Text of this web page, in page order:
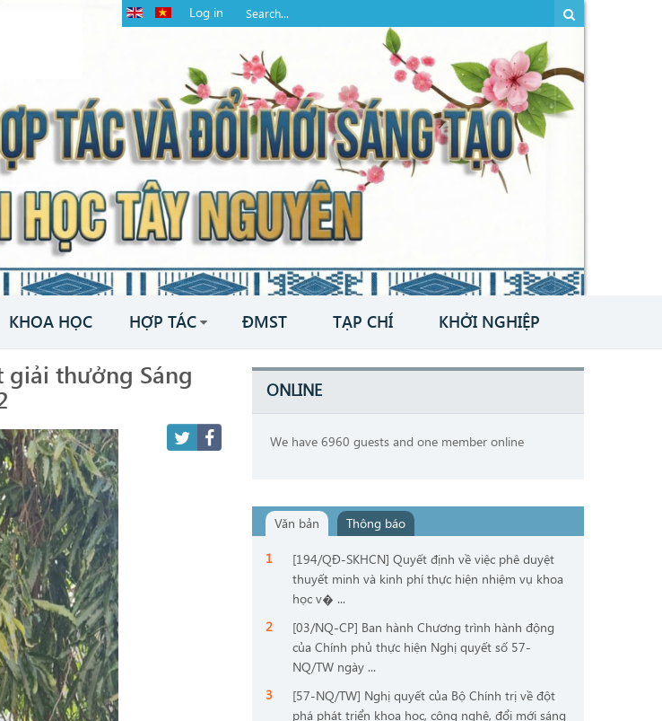
Log in
KHOA HỌC HỢP TÁC ĐMST TẠP CHÍ KHỞI NGHIỆP
giải thưởng Sáng
ONLINE
We have 6960 guests and one member online
Văn bản Thông báo
[194/QĐ-SKHCN] Quyết định về việc phê duyệt
thuyết minh và kinh phí thực hiện nhiệm vụ khoa
học v� ...
[03/NQ-CP] Ban hành Chương trình hành động
của Chính phủ thực hiện Nghị quyết số 57-
NQ/TW ngày ...
[57-NQ/TW] Nghị quyết của Bộ Chính trị về đột
phá phát triển khoa học, công nghệ, đổi mới sáng